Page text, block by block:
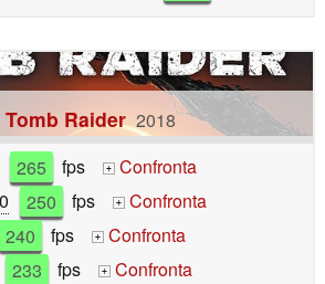
Raider 2018
265 fps +
Confronta
250 fps +
Confronta
240 fps +
Confronta
233 fps +
Confronta